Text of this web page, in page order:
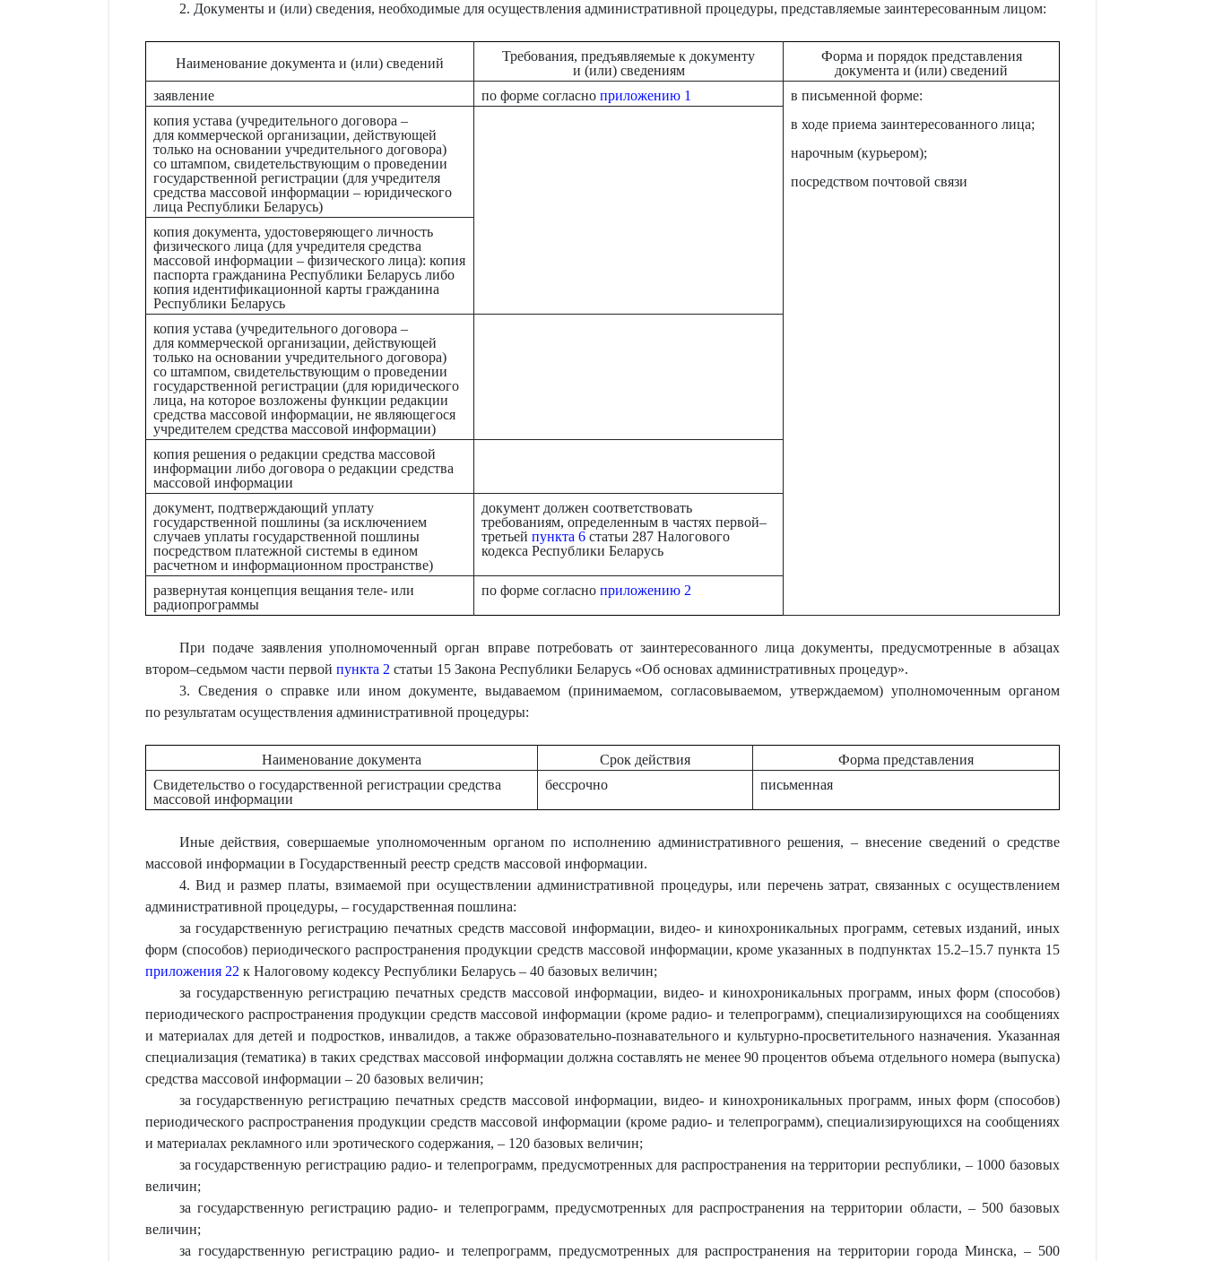
2. Документы и (или) сведения, необходимые для осуществления административной процедуры, представляемые заинтересованным лицом:
Наименование документа и (или) сведений
Требования, предъявляемые к документу
и (или) сведениям
Форма и порядок представления
документа и (или) сведений
заявление
по форме согласноприложению 1
в письменной форме:
в ходе приема заинтересованного лица;
нарочным (курьером);
посредством почтовой связи
копия устава (учредительного договора –
для коммерческой организации, действующей
только на основании учредительного договора)
со штампом, свидетельствующим о проведении
государственной регистрации (для учредителя
средства массовой информации – юридического
лица Республики Беларусь)
копия документа, удостоверяющего личность
физического лица (для учредителя средства
массовой информации – физического лица): копия
паспорта гражданина Республики Беларусь либо
копия идентификационной карты гражданина
Республики Беларусь
копия устава (учредительного договора –
для коммерческой организации, действующей
только на основании учредительного договора)
со штампом, свидетельствующим о проведении
государственной регистрации (для юридического
лица, на которое возложены функции редакции
средства массовой информации, не являющегося
учредителем средства массовой информации)
копия решения о редакции средства массовой
информации либо договора о редакции средства
массовой информации
документ, подтверждающий уплату
государственной пошлины (за исключением
случаев уплаты государственной пошлины
посредством платежной системы в едином
расчетном и информационном пространстве)
документ должен соответствовать
требованиям, определенным в частях первой–
третьейпункта 6 статьи 287 Налогового
кодекса Республики Беларусь
развернутая концепция вещания теле- или
радиопрограммы
по форме согласноприложению 2
При подаче заявления уполномоченный орган вправе потребовать от заинтересованного лица документы, предусмотренные в абзацах
втором–седьмом части первой пункта 2 статьи 15 Закона Республики Беларусь «Об основах административных процедур».
3. Сведения о справке или ином документе, выдаваемом (принимаемом, согласовываемом, утверждаемом) уполномоченным органом
по результатам осуществления административной процедуры:
Наименование документа Срок действия
Форма представления
Свидетельство о государственной регистрации средства
массовой информации
бессрочно письменная
Иные действия, совершаемые уполномоченным органом по исполнению административного решения, – внесение сведений о средстве
массовой информации в Государственный реестр средств массовой информации.
4. Вид и размер платы, взимаемой при осуществлении административной процедуры, или перечень затрат, связанных с осуществлением
административной процедуры, – государственная пошлина:
за государственную регистрацию печатных средств массовой информации, видео- и кинохроникальных программ, сетевых изданий, иных
форм (способов) периодического распространения продукции средств массовой информации, кроме указанных в подпунктах 15.2–15.7 пункта 15
приложения 22 к Налоговому кодексу Республики Беларусь – 40 базовых величин;
за государственную регистрацию печатных средств массовой информации, видео- и кинохроникальных программ, иных форм (способов)
периодического распространения продукции средств массовой информации (кроме радио- и телепрограмм), специализирующихся на сообщениях
и материалах для детей и подростков, инвалидов, а также образовательно-познавательного и культурно-просветительного назначения. Указанная
специализация (тематика) в таких средствах массовой информации должна составлять не менее 90 процентов объема отдельного номера (выпуска)
средства массовой информации – 20 базовых величин;
за государственную регистрацию печатных средств массовой информации, видео- и кинохроникальных программ, иных форм (способов)
периодического распространения продукции средств массовой информации (кроме радио- и телепрограмм), специализирующихся на сообщениях
и материалах рекламного или эротического содержания, – 120 базовых величин;
за государственную регистрацию радио- и телепрограмм, предусмотренных для распространения на территории республики, – 1000 базовых
величин;
за государственную регистрацию радио- и телепрограмм, предусмотренных для распространения на территории области, – 500 базовых
величин;
за государственную регистрацию радио- и телепрограмм, предусмотренных для распространения на территории города Минска, – 500